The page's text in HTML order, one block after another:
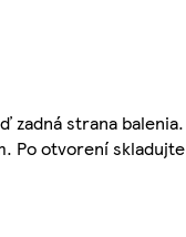
zadná strana balenia.
Po otvorení skladujte